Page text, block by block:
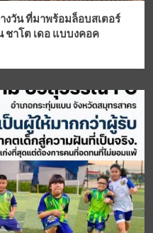
วัน ที่มาพร้อมล็อบสเตอร์
ชาโต เดอ แบบงคอค